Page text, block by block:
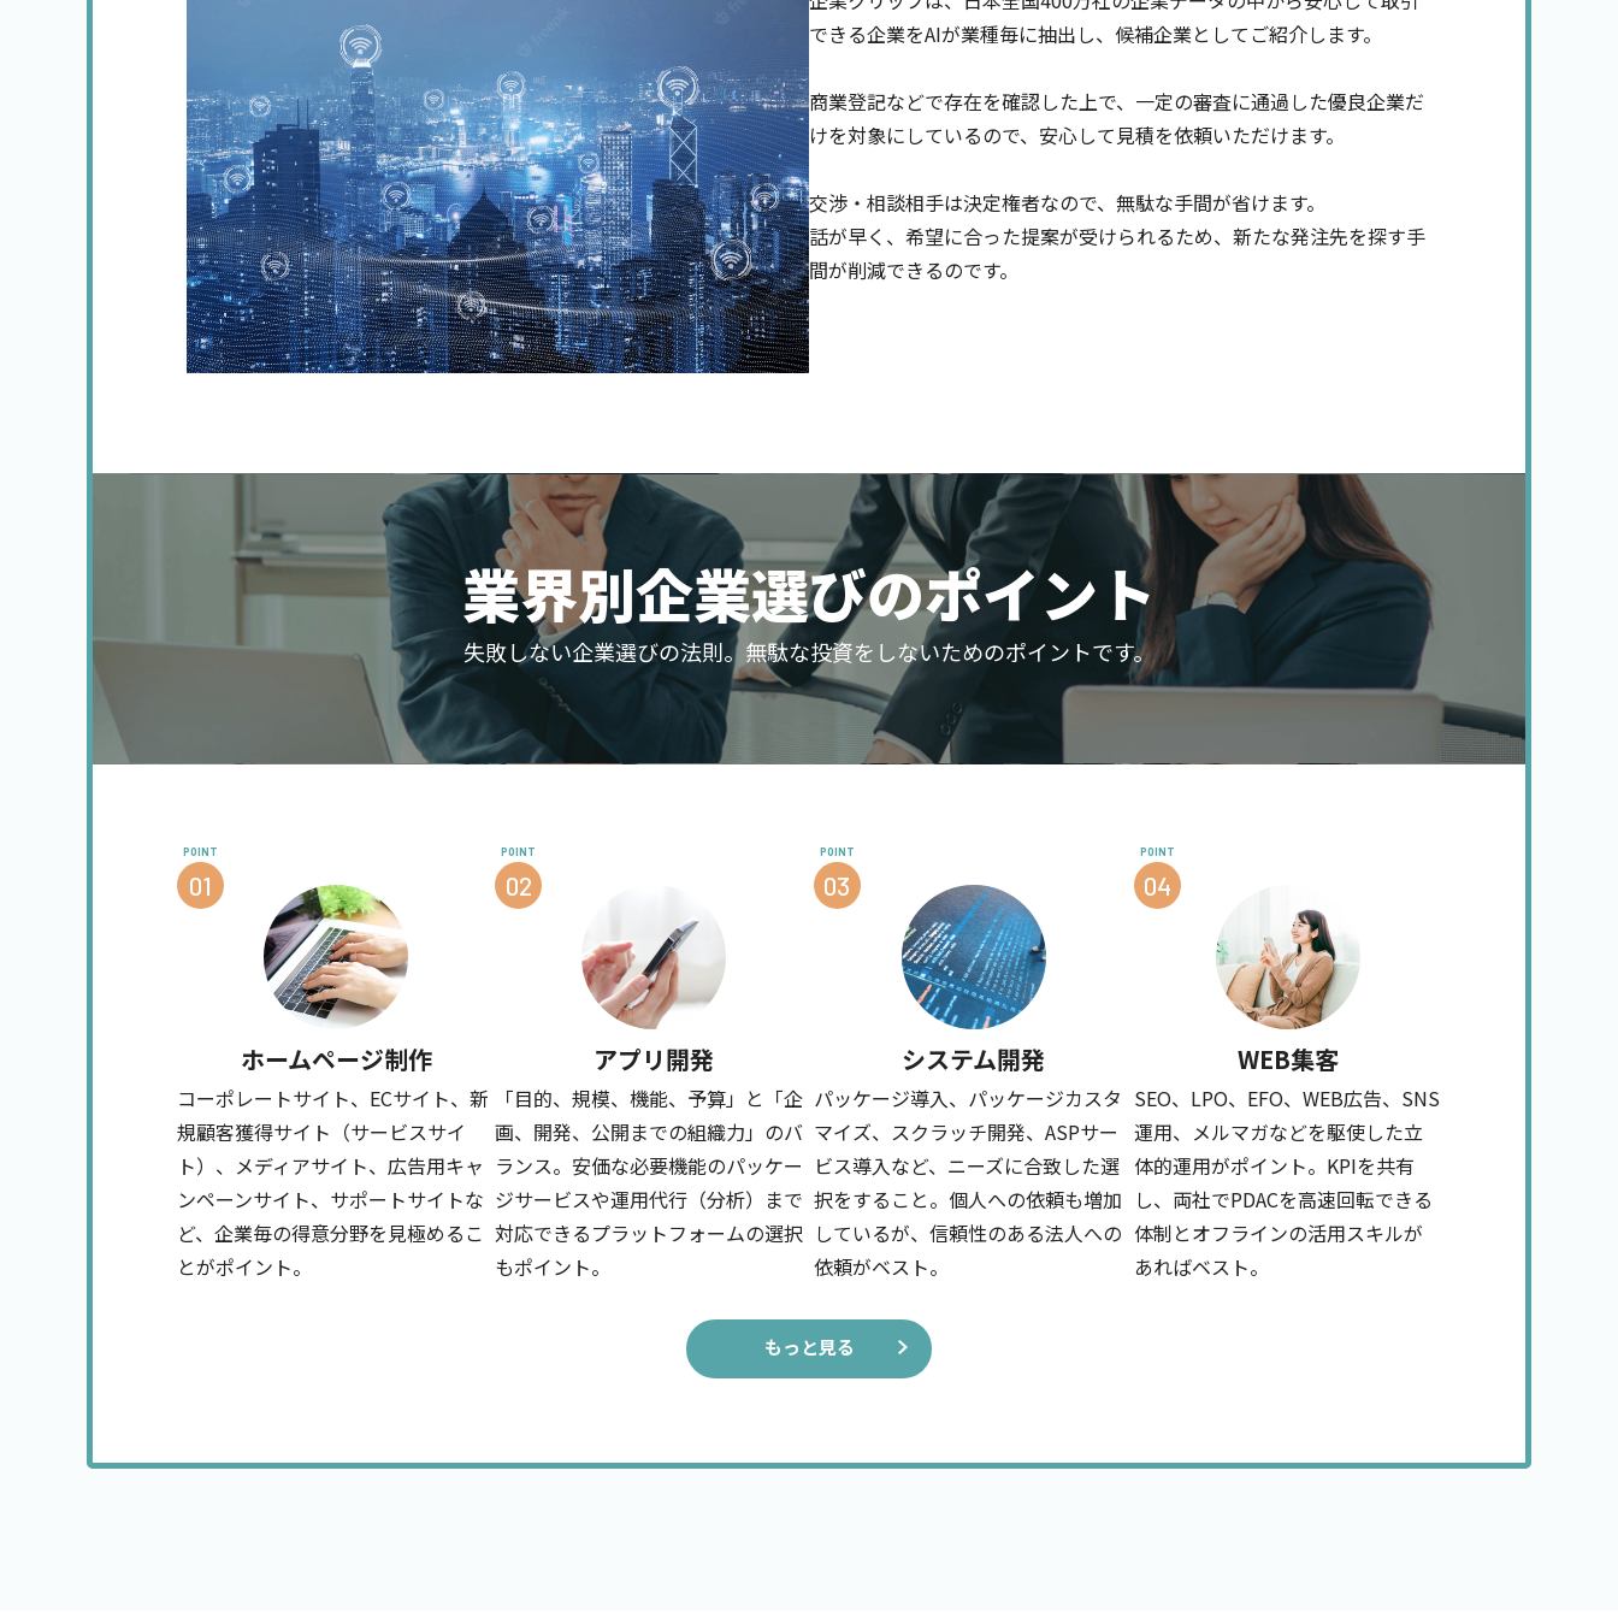
できる企業をAIが業種毎に抽出し、候補企業としてご紹介します。
商業登記などで存在を確認した上で、一定の審査に通過した優良企業だ
けを対象にしているので、安心して見積を依頼いただけます。
交渉・相談相手は決定権者なので、無駄な手間が省けます。
話が早く、希望に合った提案が受けられるため、新たな発注先を探す手
間が削減できるのです。
業界別企業選びのポイント
失敗しない企業選びの法則。無駄な投資をしないためのポイントです。
POINT
01
ホームページ制作
コーポレートサイト、ECサイト、新
規顧客獲得サイト（サービスサイ
ト）、メディアサイト、広告用キャ
ンペーンサイト、サポートサイトな
ど、企業毎の得意分野を見極めるこ
とがポイント。
POINT
02
アプリ開発
「目的、規模、機能、予算」と「企
画、開発、公開までの組織力」のバ
ランス。安価な必要機能のパッケー
ジサービスや運用代行（分析）まで
対応できるプラットフォームの選択
もポイント。
POINT
03
システム開発
パッケージ導入、パッケージカスタ
マイズ、スクラッチ開発、ASPサー
ビス導入など、ニーズに合致した選
択をすること。個人への依頼も増加
しているが、信頼性のある法人への
依頼がベスト。
POINT
04
WEB集客
SEO、LPO、EFO、WEB広告、SNS
運用、メルマガなどを駆使した立
体的運用がポイント。KPIを共有
し、両社でPDACを高速回転できる
体制とオフラインの活用スキルが
あればベスト。
もっと見る